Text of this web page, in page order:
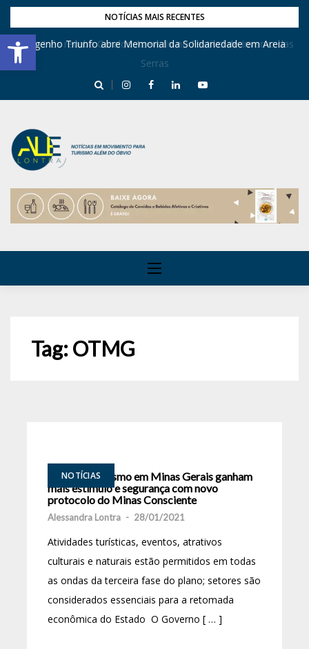
Barra de Ferramentas Aberta
NOTÍCIAS MAIS RECENTES
Dona Inês recebe Geraldo Azevedo no Festival de Inverno das
Serras
Engenho Triunfo abre Memorial da Solidariedade em Areia
Tag:OTMG
NOTÍCIAS
Cultura e Turismo em Minas Gerais ganham
mais estímulo e segurança com novo
protocolo do Minas Consciente
Alessandra Lontra - 28/01/2021
Atividades turísticas, eventos, atrativos
culturais e naturais estão permitidos em todas
as ondas da terceira fase do plano; setores são
considerados essenciais para a retomada
econômica do Estado O Governo [ … ]